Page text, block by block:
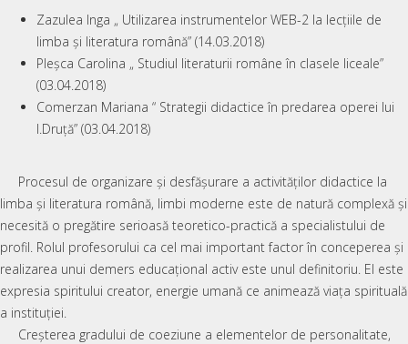
Zazulea Inga „ Utilizarea instrumentelor WEB-2 la lecțiile de
limba și literatura română” (14.03.2018)
Pleșca Carolina „ Studiul literaturii române în clasele liceale”
(03.04.2018)
Comerzan Mariana “ Strategii didactice în predarea operei lui
I.Druță” (03.04.2018)
Procesul de organizare și desfășurare a activităților didactice la
limba și literatura română, limbi moderne este de natură complexă și
necesită o pregătire serioasă teoretico-practică a specialistului de
profil. Rolul profesorului ca cel mai important factor în conceperea și
realizarea unui demers educațional activ este unul definitoriu. El este
expresia spiritului creator, energie umană ce animează viața spirituală
a instituției.
Creșterea gradului de coeziune a elementelor de personalitate,